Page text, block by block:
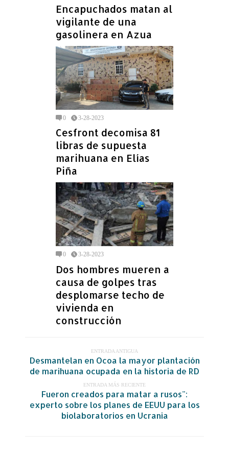
Encapuchados matan al
vigilante de una
gasolinera en Azua
0 3-28-2023
Cesfront decomisa 81
libras de supuesta
marihuana en Elías
Piña
0 3-28-2023
Dos hombres mueren a
causa de golpes tras
desplomarse techo de
vivienda en
construcción
ENTRADA ANTIGUA
Desmantelan en Ocoa la mayor plantación
de marihuana ocupada en la historia de RD
ENTRADA MÁS RECIENTE
Fueron creados para matar a rusos":
experto sobre los planes de EEUU para los
biolaboratorios en Ucrania